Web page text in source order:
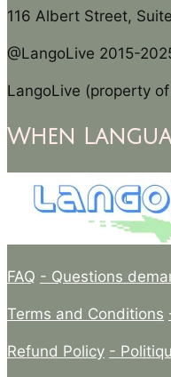
116 Albert Street,
@LangoLive 2015-
LangoLive (property
When
FAQ - Questions
Terms and Conditions
Refund Policy -